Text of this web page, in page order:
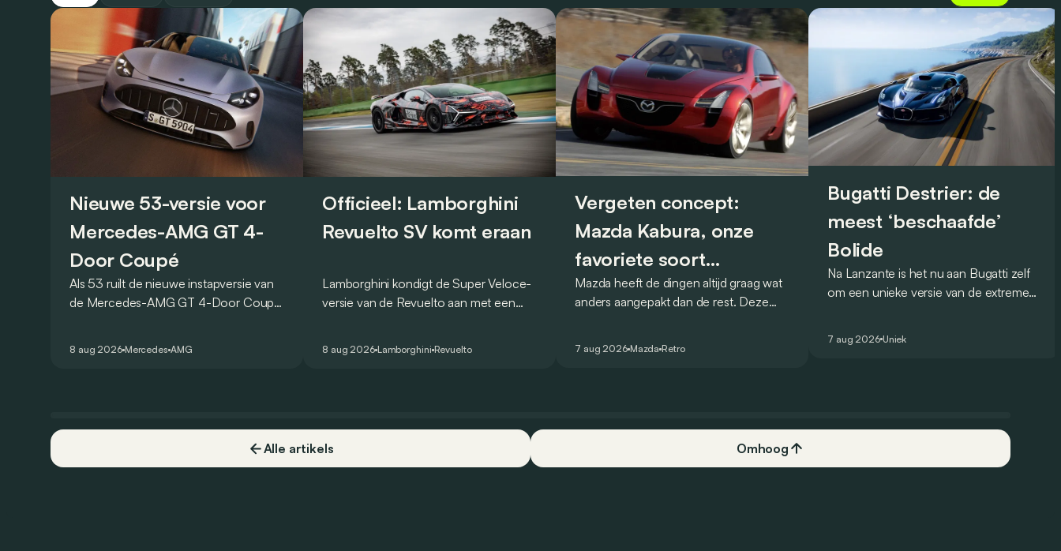
Nieuwe 53-versie voor
Mercedes-AMG GT 4-
Door Coupé
Als 53 ruilt de nieuwe instapversie van
de Mercedes-AMG GT 4-Door Coupé
8 aug 2026 Mercedes AMG
Officieel: Lamborghini
Revuelto SV komt eraan
Lamborghini kondigt de Super Veloce-
versie van de Revuelto aan met een
een record voor productiewagens.
8 aug 2026 Lamborghini Revuelto
Vergeten concept:
Mazda Kabura, onze
favoriete soort
achterwielaandrijver
Mazda heeft de dingen altijd graag wat
anders aangepakt dan de rest. Deze
wijze.
7 aug 2026 Mazda Retro
Bugatti Destrier: de
meest ‘beschaafde’
Bolide
Na Lanzante is het nu aan Bugatti zelf
om een unieke versie van de extreme
openbare weg.
7 aug 2026 Uniek
Alle artikels Omhoog